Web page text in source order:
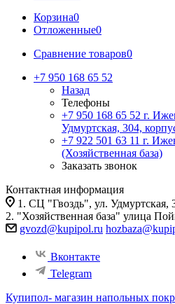
Корзина0
Отложенные0
Сравнение товаров0
+7 950 168 65 52
Назад
Телефоны
+7 950 168 65 52 г.
Удмуртская, 304,
+7 922 501 63 11 г.
(Хозяйственная база)
Заказать звонок
Контактная информация
1. СЦ "Гвоздь", ул. Удмуртская,
2. "Хозяйственная база" улица
gvozd@kupipol.ru
Вконтакте
Telegram
Купипол- магазин напольных